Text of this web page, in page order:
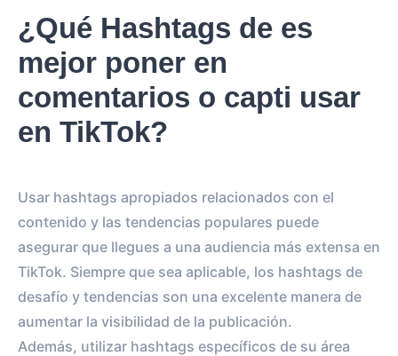
¿Qué Hashtags de es
mejor poner en
comentarios o capti usar
en TikTok?
Usar hashtags apropiados relacionados con el
contenido y las tendencias populares puede
asegurar que llegues a una audiencia más extensa en
TikTok. Siempre que sea aplicable, los hashtags de
desafío y tendencias son una excelente manera de
aumentar la visibilidad de la publicación.
Además, utilizar hashtags específicos de su área